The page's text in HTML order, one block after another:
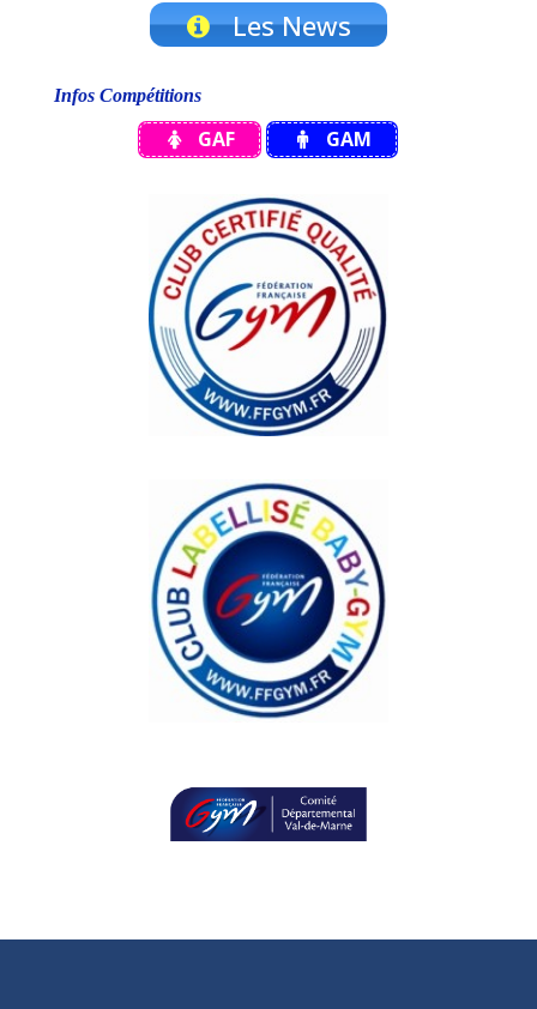
Les News
Infos Compétitions
GAF GAM